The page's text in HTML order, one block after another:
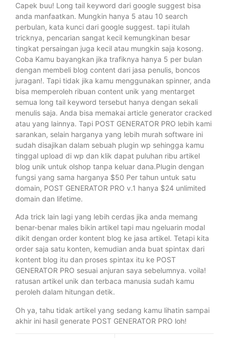
Capek buu! Long tail keyword dari google suggest bisa
anda manfaatkan. Mungkin hanya 5 atau 10 search
perbulan, kata kunci dari google suggest. tapi itulah
tricknya, pencarian sangat kecil kemungkinan besar
tingkat persaingan juga kecil atau mungkin saja kosong.
Coba Kamu bayangkan jika trafiknya hanya 5 per bulan
dengan membeli blog content dari jasa penulis, boncos
juragan!. Tapi tidak jika kamu menggunakan spinner, anda
bisa memperoleh ribuan content unik yang mentarget
semua long tail keyword tersebut hanya dengan sekali
menulis saja. Anda bisa memakai article generator cracked
atau yang lainnya. Tapi POST GENERATOR PRO lebih kami
sarankan, selain harganya yang lebih murah software ini
sudah disajikan dalam sebuah plugin wp sehingga kamu
tinggal upload di wp dan klik dapat puluhan ribu artikel
blog unik untuk olshop tanpa keluar dana.Plugin dengan
fungsi yang sama harganya $50 Per tahun untuk satu
domain, POST GENERATOR PRO v.1 hanya $24 unlimited
domain dan lifetime.
Ada trick lain lagi yang lebih cerdas jika anda memang
benar-benar males bikin artikel tapi mau ngeluarin modal
dikit dengan order kontent blog ke jasa artikel. Tetapi kita
order saja satu konten, kemudian anda buat spintax dari
kontent blog itu dan proses spintax itu ke POST
GENERATOR PRO sesuai anjuran saya sebelumnya. voila!
ratusan artikel unik dan terbaca manusia sudah kamu
peroleh dalam hitungan detik.
Oh ya, tahu tidak artikel yang sedang kamu lihatin sampai
akhir ini hasil generate POST GENERATOR PRO loh!